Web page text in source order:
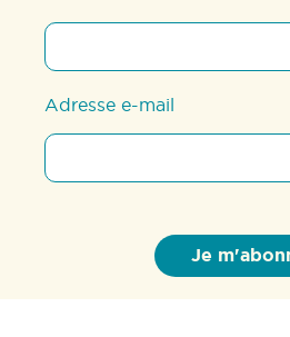
Adresse e-mail